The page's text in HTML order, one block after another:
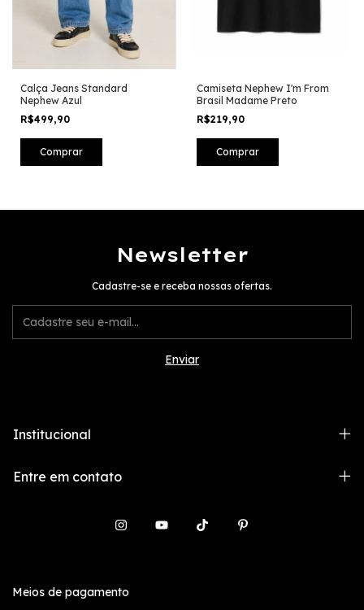
Calça Jeans Standard
Nephew Azul
R$499,90
Comprar
Camiseta Nephew I'm From
Brasil Madame Preto
R$219,90
Comprar
Newsletter
Cadastre-se e receba nossas ofertas.
Institucional
Entre em contato
Meios de pagamento